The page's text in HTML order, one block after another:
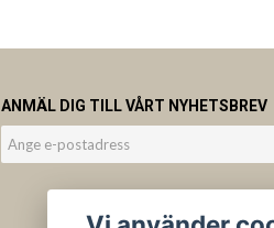
ANMÄL DIG TILL VÅRT NYHETSBREV